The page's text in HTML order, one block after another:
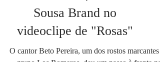
Sousa Brand no
videoclipe de "Rosas"
O cantor Beto Pereira, um dos rostos marcantes